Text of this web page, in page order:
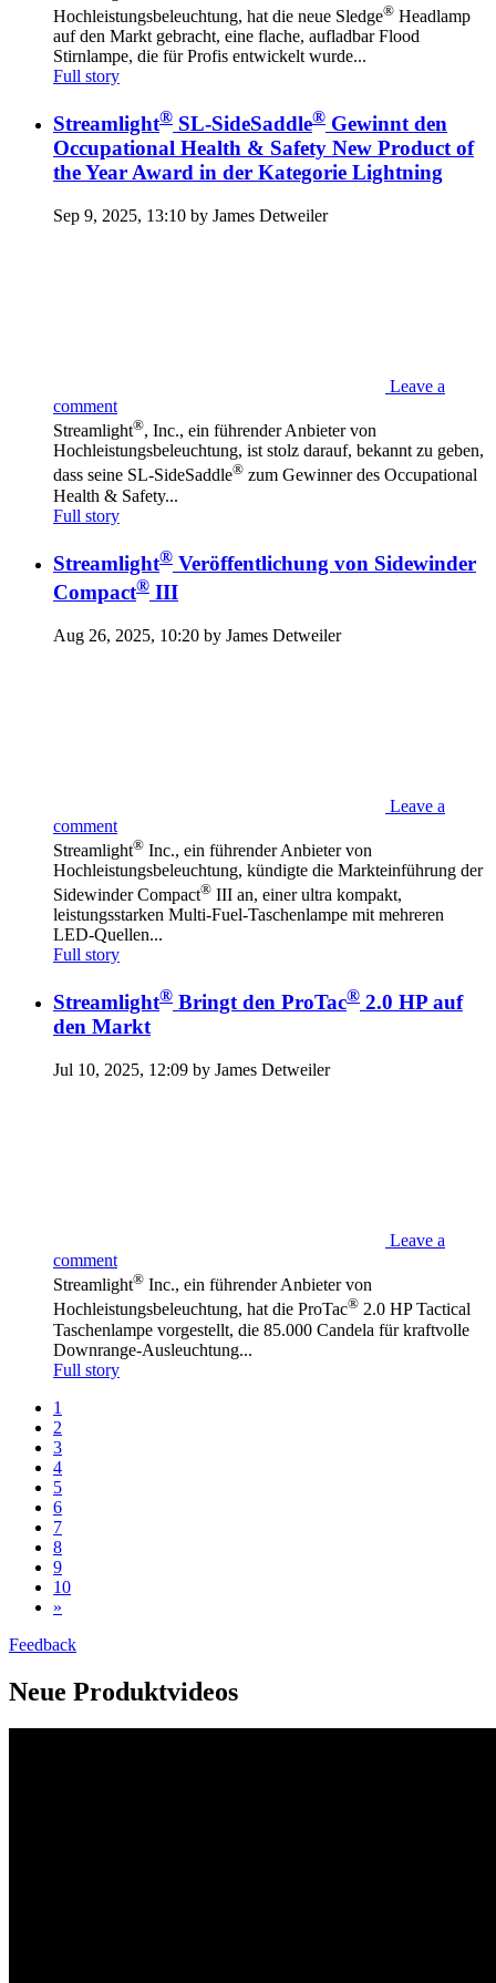
Hochleistungsbeleuchtung, hat die neue Sledge® Headlamp
auf den Markt gebracht, eine flache, aufladbar Flood
Stirnlampe, die für Profis entwickelt wurde...
Full story
Streamlight® SL-SideSaddle® Gewinnt den
Occupational Health & Safety New Product of
the Year Award in der Kategorie Lightning
Sep 9, 2025, 13:10 by James Detweiler
Leave a
comment
Streamlight®, Inc., ein führender Anbieter von
Hochleistungsbeleuchtung, ist stolz darauf, bekannt zu geben,
dass seine SL-SideSaddle® zum Gewinner des Occupational
Health & Safety...
Full story
Streamlight® Veröffentlichung von Sidewinder
Compact® III
Aug 26, 2025, 10:20 by James Detweiler
Leave a
comment
Streamlight® Inc., ein führender Anbieter von
Hochleistungsbeleuchtung, kündigte die Markteinführung der
Sidewinder Compact® III an, einer ultra kompakt,
leistungsstarken Multi-Fuel-Taschenlampe mit mehreren
LED-Quellen...
Full story
Streamlight® Bringt den ProTac® 2.0 HP auf
den Markt
Jul 10, 2025, 12:09 by James Detweiler
Leave a
comment
Streamlight® Inc., ein führender Anbieter von
Hochleistungsbeleuchtung, hat die ProTac® 2.0 HP Tactical
Taschenlampe vorgestellt, die 85.000 Candela für kraftvolle
Downrange-Ausleuchtung...
Full story
1
2
3
4
5
6
7
8
9
10
»
Feedback
Neue Produktvideos